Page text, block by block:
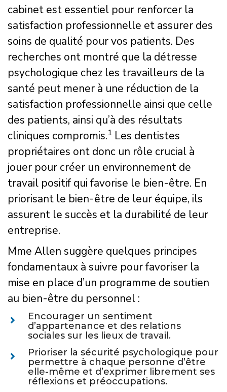
cabinet est essentiel pour renforcer la
satisfaction professionnelle et assurer des
soins de qualité pour vos patients. Des
recherches ont montré que la détresse
psychologique chez les travailleurs de la
santé peut mener à une réduction de la
satisfaction professionnelle ainsi que celle
des patients, ainsi qu’à des résultats
cliniques compromis.1 Les dentistes
propriétaires ont donc un rôle crucial à
jouer pour créer un environnement de
travail positif qui favorise le bien-être. En
priorisant le bien-être de leur équipe, ils
assurent le succès et la durabilité de leur
entreprise.
Mme Allen suggère quelques principes
fondamentaux à suivre pour favoriser la
mise en place d’un programme de soutien
au bien-être du personnel :
Encourager un sentiment
d’appartenance et des relations
sociales sur les lieux de travail.
Prioriser la sécurité psychologique pour
permettre à chaque personne d’être
elle-même et d’exprimer librement ses
réflexions et préoccupations.